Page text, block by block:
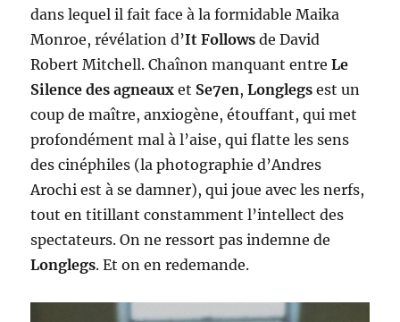
dans lequel il fait face à la formidable Maika
Monroe, révélation d’It Follows de David
Robert Mitchell. Chaînon manquant entreLe
Silence des agneaux et Se7en,Longlegs est un
coup de maître, anxiogène, étouffant, qui met
profondément mal à l’aise, qui flatte les sens
des cinéphiles (la photographie d’Andres
Arochi est à se damner), qui joue avec les nerfs,
tout en titillant constamment l’intellect des
spectateurs. On ne ressort pas indemne de
Longlegs. Et on en redemande.